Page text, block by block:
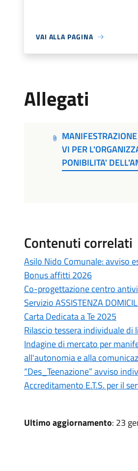
VAI ALLA PAGINA
Allegati
VI PER
PONIBILITA'
Contenuti correlati
Asilo Nido Comunale: avviso
Bonus affitti 2026
Co-progettazione centro
Servizio ASSISTENZA
Carta Dedicata a Te 2025
Rilascio tessera individuale di
Indagine di mercato per
all'autonomia e alla
“Des_Teenazione” avviso
Accreditamento E.T.S. per il
Ultimo aggiornamento: 23